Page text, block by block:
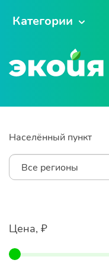
Категории
Населённый пункт
Все регионы
Цена, ₽